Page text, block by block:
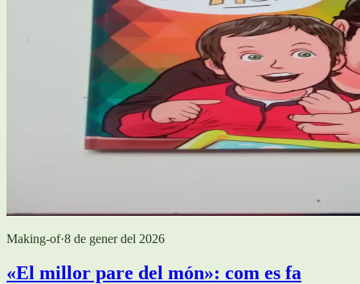
Making-of·8 de gener del 2026
«El millor pare del món»: com es fa